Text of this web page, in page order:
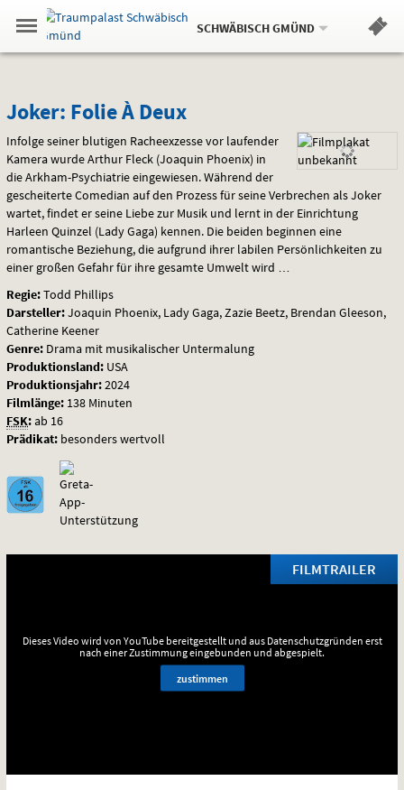
Springe
zum
,zum
.
Navigation
Menü
Gehe
zur
Standortauswahl
Standort:
SCHWÄBISCH GMÜND.
Weitere
Hinweis
Joker:
Folie
À
Deux
Joker: Folie À Deux
Infolge seiner blutigen Racheexzesse vor laufender
Kamera wurde Arthur Fleck (Joaquin Phoenix) in
die Arkham-Psychiatrie eingewiesen. Während der
gescheiterte Comedian auf den Prozess für seine Verbrechen als Joker
wartet, findet er seine Liebe zur Musik und lernt in der Einrichtung
Harleen Quinzel (Lady Gaga) kennen. Die beiden beginnen eine
romantische Beziehung, die aufgrund ihrer labilen Persönlichkeiten zu
einer großen Gefahr für ihre gesamte Umwelt wird …
Regie:Todd Phillips
Darsteller:Joaquin Phoenix, Lady Gaga, Zazie Beetz, Brendan Gleeson,
Catherine Keener
Genre: Drama mit musikalischer Untermalung
Produktionsland: USA
Produktionsjahr:2024
Filmlänge: 138 Minuten
FSK:ab 16
Prädikat: besonders wertvoll
FILMTRAILER
Dieses Video wird von YouTube bereitgestellt und aus Datenschutzgründen erst
nach einer Zustimmung eingebunden und abgespielt.
zustimmen